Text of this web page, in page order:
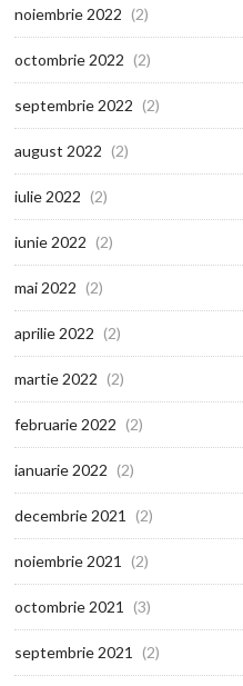
noiembrie 2022 (2)
octombrie 2022 (2)
septembrie 2022 (2)
august 2022 (2)
iulie 2022 (2)
iunie 2022 (2)
mai 2022 (2)
aprilie 2022 (2)
martie 2022 (2)
februarie 2022 (2)
ianuarie 2022 (2)
decembrie 2021 (2)
noiembrie 2021 (2)
octombrie 2021 (3)
septembrie 2021 (2)